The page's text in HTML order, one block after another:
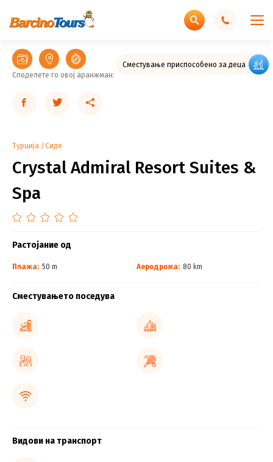
Сместување приспособено за деца
Споделете го овој аранжман:
Турција Сиде
Crystal Admiral Resort Suites &
Spa
Растојание од
Плажа: 50 m Аеродрома: 80 km
Сместувањето поседува
Видови на транспорт